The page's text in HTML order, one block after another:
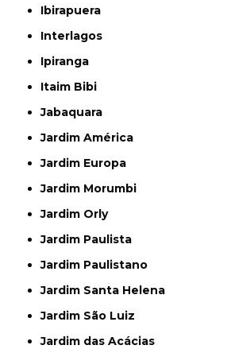
Ibirapuera
Interlagos
Ipiranga
Itaim Bibi
Jabaquara
Jardim América
Jardim Europa
Jardim Morumbi
Jardim Orly
Jardim Paulista
Jardim Paulistano
Jardim Santa Helena
Jardim São Luiz
Jardim das Acácias